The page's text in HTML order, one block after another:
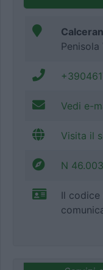
Penisola
Vedi e-
Visita il
N
Il codice